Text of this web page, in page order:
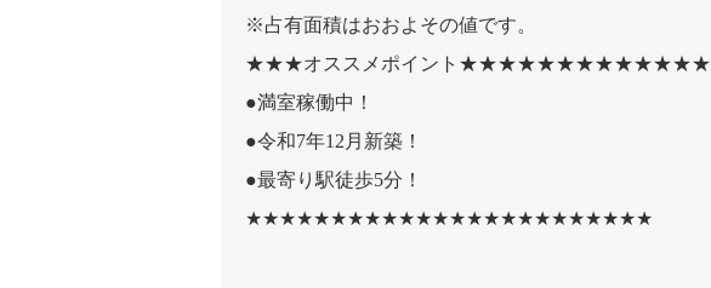
※占有面積はおおよその値です。
★★★オススメポイント★★★★★★★★★★★★★
●満室稼働中！
●令和7年12月新築！
●最寄り駅徒歩5分！
★★★★★★★★★★★★★★★★★★★★★★★★